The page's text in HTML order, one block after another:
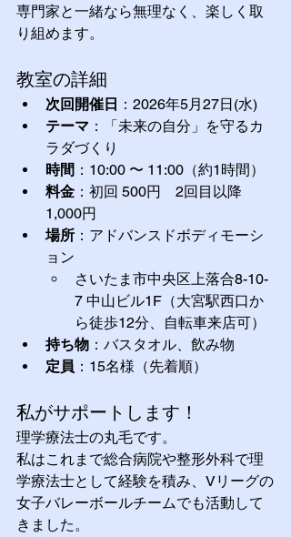
専門家と一緒なら無理なく、楽しく取
り組めます。
教室の詳細
次回開催日 ：2026年5月27日(水)
テーマ ：「未来の自分」を守るカ
ラダづくり
時間 ：10:00 〜 11:00（約1時間）
料金 ：初回 500円　2回目以降
1,000円
場所 ：アドバンスドボディモーシ
ョン
さいたま市中央区上落合8-10-
7 中山ビル1F（大宮駅西口か
ら徒歩12分、自転車来店可）
持ち物 ：バスタオル、飲み物
定員 ：15名様（先着順）
私がサポートします！
理学療法士の丸毛です。
私はこれまで総合病院や整形外科で理
学療法士として経験を積み、Vリーグの
女子バレーボールチームでも活動して
きました。